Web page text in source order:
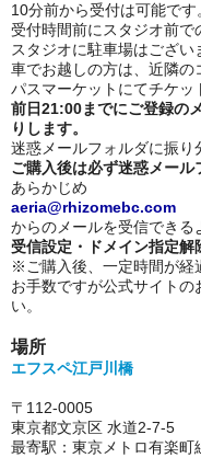
10分前から受付は可能です
受付時間前にスタジオ前で
スタジオに駐車場はござい
車でお越しの方は、近隣の
パスマーケットにてチケッ
前日21:00までにご登録の
りします。
迷惑メールフォルダに振り
ご購入後は必ず迷惑メール
あらかじめ
aeria@rhizomebc.com
からのメールを受信できる
受信設定・ドメイン指定解
※ご購入後、一定時間が経
お手数ですが公式サイトの
い。
場所
エフスペ江戸川橋
〒112-0005
東京都文京区 水道2-7-5
最寄駅：東京メトロ有楽町